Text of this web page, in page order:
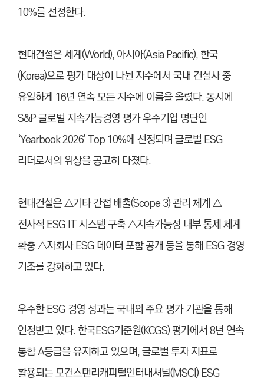
10%를 선정한다.
현대건설은 세계(World), 아시아(Asia Pacific), 한국
(Korea)으로 평가 대상이 나뉜 지수에서 국내 건설사 중
유일하게 16년 연속 모든 지수에 이름을 올렸다. 동시에
S&P 글로벌 지속가능경영 평가 우수기업 명단인
‘Yearbook 2026’ Top 10%에 선정되며 글로벌 ESG
리더로서의 위상을 공고히 다졌다.
현대건설은 △기타 간접 배출(Scope 3) 관리 체계 △
전사적 ESG IT 시스템 구축 △지속가능성 내부 통제 체계
확충 △자회사 ESG 데이터 포함 공개 등을 통해 ESG 경영
기조를 강화하고 있다.
우수한 ESG 경영 성과는 국내외 주요 평가 기관을 통해
인정받고 있다. 한국ESG기준원(KCGS) 평가에서 8년 연속
통합 A등급을 유지하고 있으며, 글로벌 투자 지표로
활용되는 모건스탠리캐피털인터내셔널(MSCI) ESG